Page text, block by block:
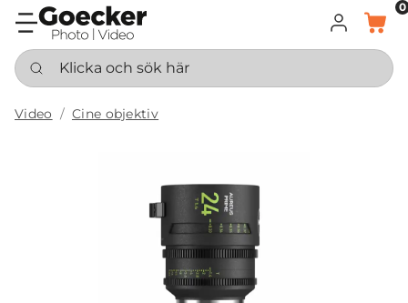
LOGGA IN
KORG
0
Klicka och sök här
Video Cine objektiv